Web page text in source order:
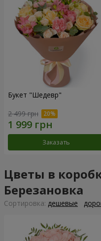
Букет "Шедевр"
2 499 грн
Заказать
Цветы в
Березановка
Cортировка: дешевые